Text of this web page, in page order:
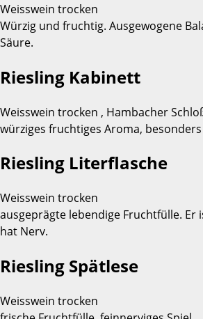
Weisswein trocken
Würzig und fruchtig. Ausgewogene
Säure.
Riesling Kabinett
Weisswein trocken , Hambacher
würziges fruchtiges Aroma,
Riesling Literflasche
Weisswein trocken
ausgeprägte lebendige Fruchtfülle. Er
hat Nerv.
Riesling Spätlese
Weisswein trocken